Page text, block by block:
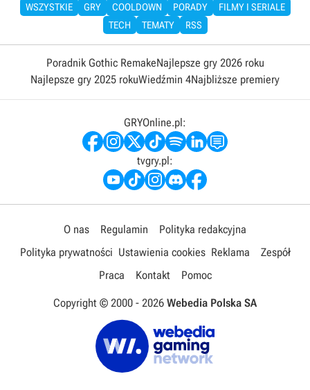
WSZYSTKIE GRY COOLDOWN PORADY
FILMY I SERIALE
TECH
TEMATY RSS
Poradnik Gothic RemakeNajlepsze gry 2026 roku
Najlepsze gry 2025 rokuWiedźmin 4Najbliższe premiery
GRYOnline.pl:
tvgry.pl:
O nas Regulamin
Polityka redakcyjna
Polityka prywatności Ustawienia cookies Reklama
Zespół
Praca
Kontakt Pomoc
Copyright © 2000 - 2026 Webedia Polska SA